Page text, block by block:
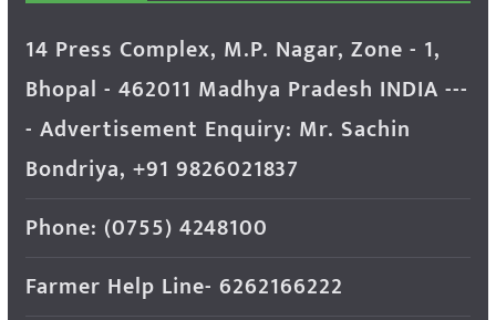
14 Press Complex, M.P. Nagar, Zone - 1,
Bhopal - 462011 Madhya Pradesh INDIA ---
- Advertisement Enquiry: Mr. Sachin
Bondriya, +91 9826021837
Phone: (0755) 4248100
Farmer Help Line- 6262166222